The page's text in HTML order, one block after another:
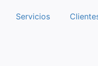
Servicios